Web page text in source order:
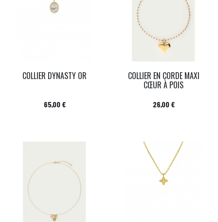
COLLIER DYNASTY OR
Prix
65,00 €
COLLIER EN CORDE MAXI
CŒUR À POIS
Prix
26,00 €